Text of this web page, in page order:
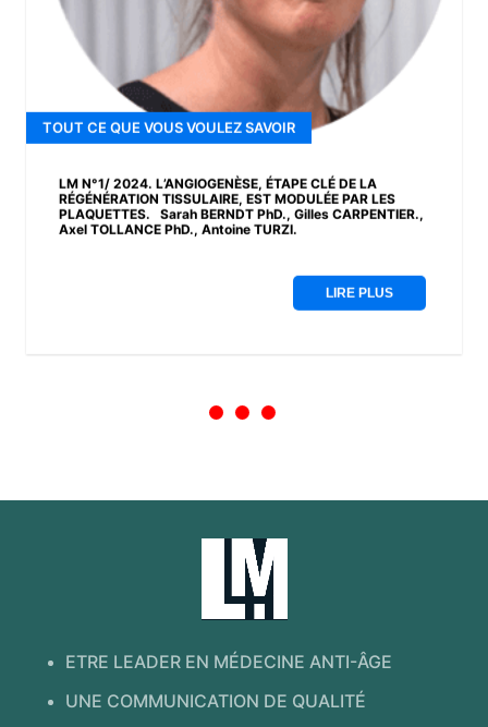
TOUT CE QUE VOUS VOULEZ SAVOIR
LM N°1/ 2024. L’ANGIOGENÈSE, ÉTAPE CLÉ DE LA
RÉGÉNÉRATION TISSULAIRE, EST MODULÉE PAR LES
PLAQUETTES. Sarah BERNDT PhD., Gilles CARPENTIER.,
Axel TOLLANCE PhD., Antoine TURZI.
LIRE PLUS
ETRE LEADER EN MÉDECINE ANTI-ÂGE
UNE COMMUNICATION DE QUALITÉ